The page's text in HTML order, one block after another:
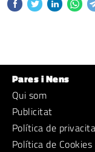
Pares i Nens
Qui som
Publicitat
Política de
Política de Cookies